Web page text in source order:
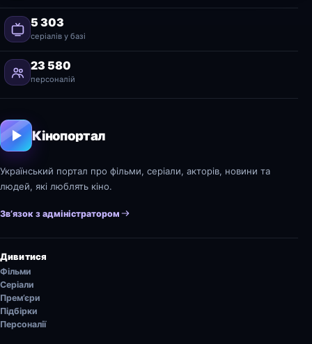
5 303
серіалів у базі
23 580
персоналій
Кінопортал
Український портал про фільми, серіали, акторів, новини та
людей, які люблять кіно.
Зв’язок з адміністратором
Дивитися
Фільми
Серіали
Прем’єри
Підбірки
Персоналії